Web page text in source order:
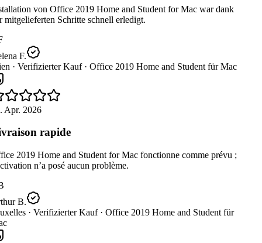
von Office 2019 Home and Student for Mac war dank
mitgelieferten Schritte schnell erledigt.
F.
· Verifizierter Kauf · Office 2019 Home and Student für Mac
Apr. 2026
rapide
2019 Home and Student for Mac fonctionne comme prévu ;
n’a posé aucun problème.
B.
· Verifizierter Kauf · Office 2019 Home and Student für